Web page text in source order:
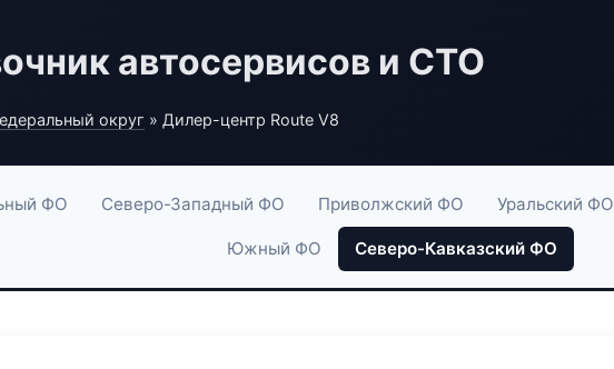
автосервисов и СТО
округ » Дилер-центр Route V8
ФО Северо-Западный ФО Приволжский ФО Уральский ФО
Южный ФО Северо-Кавказский ФО